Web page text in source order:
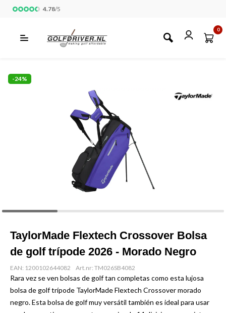
4.78/5
0
-24%
TaylorMade Flextech Crossover Bolsa
de golf trípode 2026 - Morado Negro
EAN: 1200102644082 Art.nr: TM026SB4082
Rara vez se ven bolsas de golf tan completas como esta lujosa
bolsa de golf trípode TaylorMade Flextech Crossover morado
negro. Esta bolsa de golf muy versátil también es ideal para usar